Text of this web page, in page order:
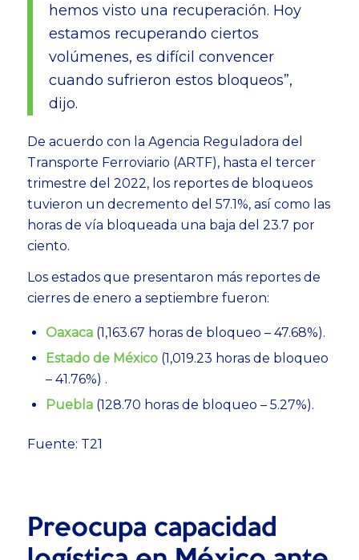
hemos visto una recuperación. Hoy
estamos recuperando ciertos
volúmenes, es difícil convencer
cuando sufrieron estos bloqueos”,
dijo.
De acuerdo con la Agencia Reguladora del
Transporte Ferroviario (ARTF), hasta el tercer
trimestre del 2022, los reportes de bloqueos
tuvieron un decremento del 57.1%, así como las
horas de vía bloqueada una baja del 23.7 por
ciento.
Los estados que presentaron más reportes de
cierres de enero a septiembre fueron:
Oaxaca (1,163.67 horas de bloqueo – 47.68%).
Estado de México (1,019.23 horas de bloqueo
– 41.76%) .
Puebla (128.70 horas de bloqueo – 5.27%).
Fuente: T21
Preocupa capacidad